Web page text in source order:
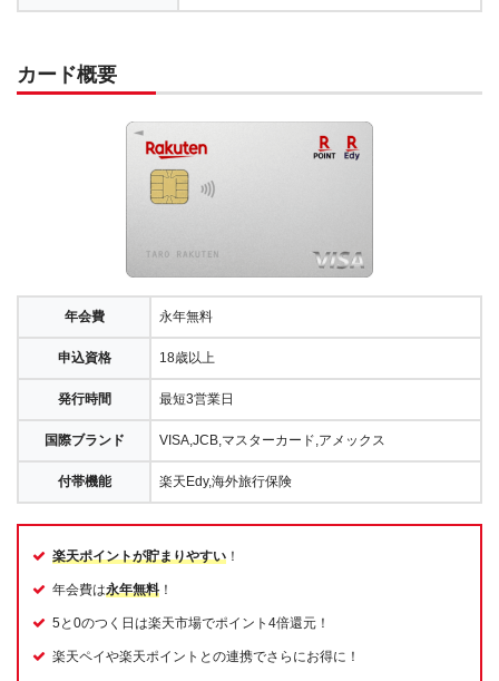
カード概要
年会費 永年無料
申込資格 18歳以上
発行時間 最短3営業日
国際ブランド VISA,JCB,マスターカード,アメックス
付帯機能 楽天Edy,海外旅行保険
楽天ポイントが貯まりやすい ！
年会費は永年無料 ！
5と0のつく日は楽天市場でポイント4倍還元！
楽天ペイや楽天ポイントとの連携でさらにお得に！